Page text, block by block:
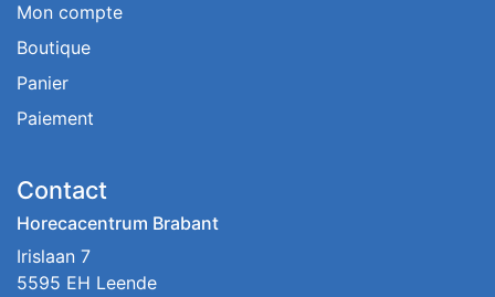
Mon compte
Boutique
Panier
Paiement
Contact
Horecacentrum Brabant
Irislaan 7
5595 EH Leende